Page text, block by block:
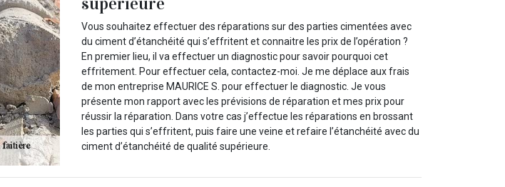
Vous souhaitez effectuer des réparations sur des parties cimentées avec
du ciment d’étanchéité qui s’effritent et connaitre les prix de l’opération ?
En premier lieu, il va effectuer un diagnostic pour savoir pourquoi cet
effritement. Pour effectuer cela, contactez-moi. Je me déplace aux frais
de mon entreprise MAURICE S. pour effectuer le diagnostic. Je vous
présente mon rapport avec les prévisions de réparation et mes prix pour
réussir la réparation. Dans votre cas j’effectue les réparations en brossant
les parties qui s’effritent, puis faire une veine et refaire l’étanchéité avec du
ciment d’étanchéité de qualité supérieure.